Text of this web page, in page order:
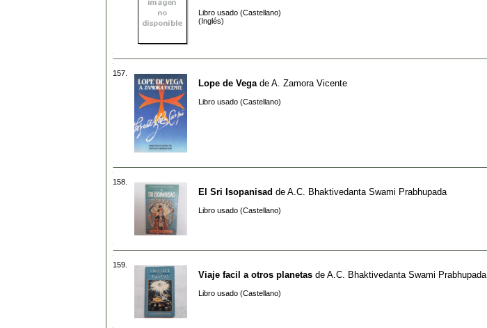
Libro usado (Castellano)
(Inglés)
157.
Lope de Vega de A. Zamora Vicente
Libro usado (Castellano)
158.
El Sri Isopanisad de A.C. Bhaktivedanta Swami Prabhupada
Libro usado (Castellano)
159.
Viaje facil a otros planetas de A.C. Bhaktivedanta Swami Prabhupada
Libro usado (Castellano)